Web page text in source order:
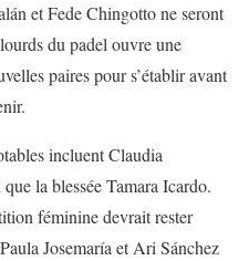
et Fede Chingotto ne seront
du padel ouvre une
paires pour s’établir avant
incluent Claudia
la blessée Tamara Icardo.
féminine devrait rester
Josemaría et Ari Sánchez